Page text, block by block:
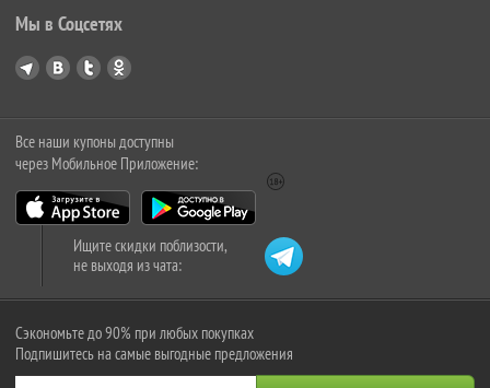
Мы в Соцсетях
Все наши купоны доступны
через Мобильное Приложение:
Ищите скидки поблизости,
не выходя из чата:
Сэкономьте до 90% при любых покупках
Подпишитесь на самые выгодные предложения